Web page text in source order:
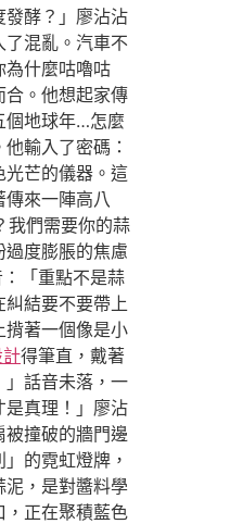
酵？」廖沾沾
混亂。汽車不
為什麼咕嚕咕
合。他想起家傳
個地球年…怎麼
輸入了密碼：
光芒的儀器。這
來一陣高八
我們需要你的蒜
度膨脹的焦慮
「重點不是蒜
結要不要帶上
揹著一個像是小
計得筆直，戴著
」話音未落，一
是真理！」廖沾
被撞破的牆門邊
的霓虹燈牌，
泥，是對醬料學
，正在聚積藍色